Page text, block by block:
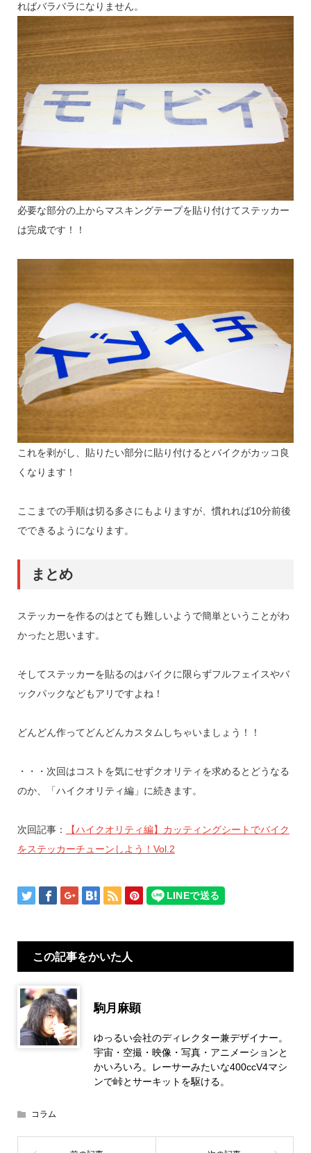
ればバラバラになりません。
必要な部分の上からマスキングテープを貼り付けてステッカー
は完成です！！
これを剥がし、貼りたい部分に貼り付けるとバイクがカッコ良
くなります！
ここまでの手順は切る多さにもよりますが、慣れれば10分前後
でできるようになります。
まとめ
ステッカーを作るのはとても難しいようで簡単ということがわ
かったと思います。
そしてステッカーを貼るのはバイクに限らずフルフェイスやバ
ックパックなどもアリですよね！
どんどん作ってどんどんカスタムしちゃいましょう！！
・・・次回はコストを気にせずクオリティを求めるとどうなる
のか、「ハイクオリティ編」に続きます。
次回記事：
【ハイクオリティ編】カッティングシートでバイク
をステッカーチューンしよう！Vol.2
この記事をかいた人
駒月麻顕
ゆっるい会社のディレクター兼デザイナー。
宇宙・空撮・映像・写真・アニメーションと
かいろいろ。レーサーみたいな400ccV4マシ
ンで峠とサーキットを駆ける。
コラム